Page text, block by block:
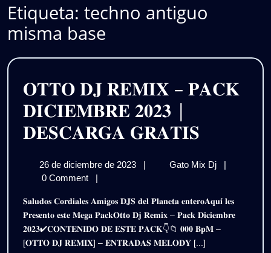
Etiqueta: techno antiguo
misma base
𝐎𝐓𝐓𝐎 𝐃𝐉 𝐑𝐄𝐌𝐈𝐗 – 𝐏𝐀𝐂𝐊
𝐃𝐈𝐂𝐈𝐄𝐌𝐁𝐑𝐄 𝟐𝟎𝟐𝟑 |
𝐃𝐄𝐒𝐂𝐀𝐑𝐆𝐀 𝐆𝐑𝐀𝐓𝐈𝐒
𝐑𝐄𝐌𝐈𝐗
–
𝐏𝐀𝐂𝐊
26 de diciembre de 2023
26
de
2023
| Gato Mix Dj
𝐎𝐓𝐓𝐎
–
𝐏𝐀𝐂𝐊
|
0 Comment
|
𝐒𝐚𝐥𝐮𝐝𝐨𝐬 𝐂𝐨𝐫𝐝𝐢𝐚𝐥𝐞𝐬 𝐀𝐦𝐢𝐠𝐨𝐬 𝐃𝐉𝐒 𝐝𝐞𝐥 𝐏𝐥𝐚𝐧𝐞𝐭𝐚 𝐞𝐧𝐭𝐞𝐫𝐨𝐀𝐪𝐮𝐢́ 𝐥𝐞𝐬
𝐏𝐫𝐞𝐬𝐞𝐧𝐭𝐨 𝐞𝐬𝐭𝐞 𝐌𝐞𝐠𝐚 𝐏𝐚𝐜𝐤𝐎𝐭𝐭𝐨 𝐃𝐣 𝐑𝐞𝐦𝐢𝐱 – 𝐏𝐚𝐜𝐤 𝐃𝐢𝐜𝐢𝐞𝐦𝐛𝐫𝐞
𝟐𝟎𝟐𝟑✔𝐂𝐎𝐍𝐓𝐄𝐍𝐈𝐃𝐎 𝐃𝐄 𝐄𝐒𝐓𝐄 𝐏𝐀𝐂𝐊👇📁 𝟎𝟎𝟎 𝐁𝐩𝐌 –
[𝐎𝐓𝐓𝐎 𝐃𝐉 𝐑𝐄𝐌𝐈𝐗] – 𝐄𝐍𝐓𝐑𝐀𝐃𝐀𝐒 𝐌𝐄𝐋𝐎𝐃𝐘 [...]